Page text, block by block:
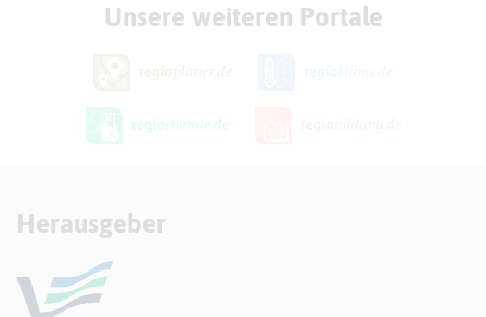
Unsere weiteren Portale
Herausgeber